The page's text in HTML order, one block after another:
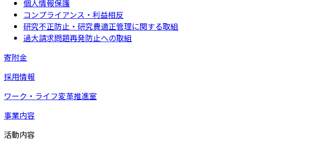
個人情報保護
コンプライアンス・利益相反
研究不正防止・研究費適正管理に関する取組
過大請求問題再発防止への取組
寄附金
採用情報
ワーク・ライフ変革推進室
事業内容
活動内容